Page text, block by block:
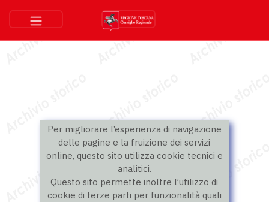
Per migliorare l’esperienza di navigazione
delle pagine e la fruizione dei servizi
online, questo sito utilizza cookie tecnici e
analitici.
Questo sito permette inoltre l’utilizzo di
cookie di terze parti per funzionalità quali